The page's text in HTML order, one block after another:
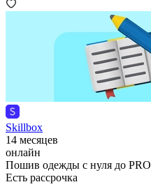
Skillbox
14 месяцев
онлайн
Пошив одежды с нуля до PRO
Есть рассрочка